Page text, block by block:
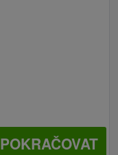
POKRAČOVAT